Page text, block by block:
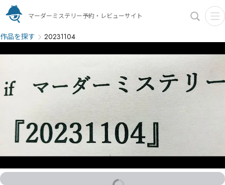
マーダーミステリー予約・レビューサイト
作品を探す 20231104